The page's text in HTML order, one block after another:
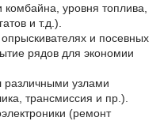
комбайна, уровня топлива,
и т.д.).
и посевных
рядов для экономии
различными узлами
трансмиссия и пр.).
(ремонт